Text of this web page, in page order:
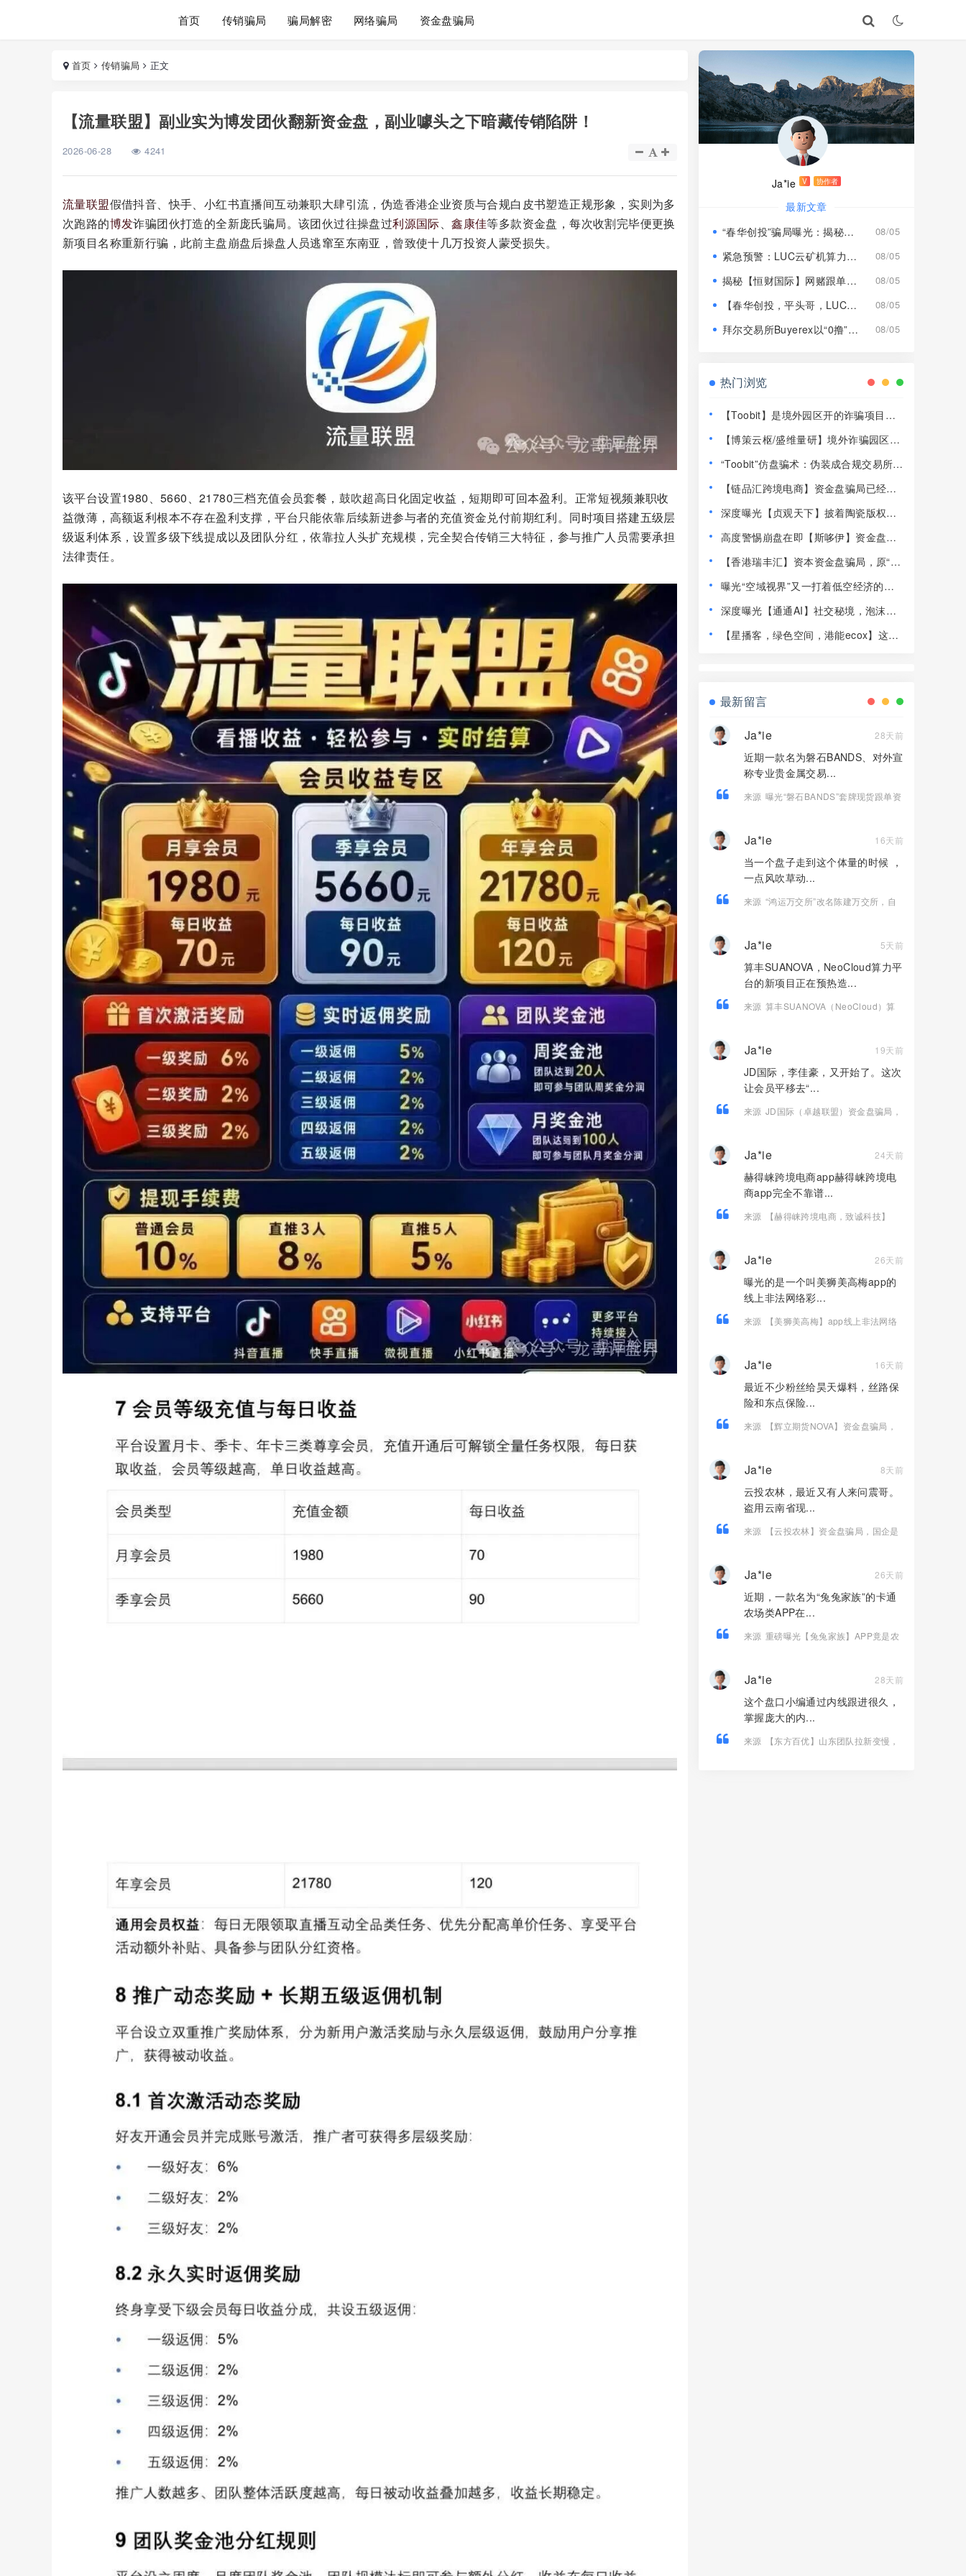
首页 传销骗局 骗局解密 网络骗局 资金盘骗局
首页 传销骗局 正文
【流量联盟】副业实为博发团伙翻新资金盘，副业噱头之下暗藏传销陷阱！
2026-06-28 4241
流量联盟假借抖音、快手、小红书直播间互动兼职大肆引流，伪造香港企业资质与合规白皮书塑造正规形象，实则为多
次跑路的博发诈骗团伙打造的全新庞氏骗局。该团伙过往操盘过利源国际、鑫康佳等多款资金盘，每次收割完毕便更换
新项目名称重新行骗，此前主盘崩盘后操盘人员逃窜至东南亚，曾致使十几万投资人蒙受损失。
该平台设置1980、5660、21780三档充值会员套餐，鼓吹超高日化固定收益，短期即可回本盈利。正常短视频兼职收
益微薄，高额返利根本不存在盈利支撑，平台只能依靠后续新进参与者的充值资金兑付前期红利。同时项目搭建五级层
级返利体系，设置多级下线提成以及团队分红，依靠拉人头扩充规模，完全契合传销三大特征，参与推广人员需要承担
法律责任。
Ja*ie V 协作者
最新文章
“春华创投”骗局曝光：揭秘项目盘的欺诈手法!
08/05
紧急预警：LUC云矿机算力项目风险激增，高额挖矿收益背后全是套路 08/05
揭秘【恒财国际】网赌跟单盘深度风险预警！ 08/05
【春华创投，平头哥，LUC永久矿机】这3个项目都是骗局！已经收割，速度撤离！ 08/05
拜尔交易所Buyerex以“0撸”为噱头的分红类资金盘骗局，远离！ 08/05
热门浏览
【Toobit】是境外园区开的诈骗项目，
【博策云枢/盛维量研】境外诈骗园区开
“Toobit”仿盘骗术：伪装成合规交易所，
骗局！
【链品汇跨境电商】资金盘骗局已经崩
深度曝光【贞观天下】披着陶瓷版权外
高度警惕崩盘在即【斯哆伊】资金盘骗
【香港瑞丰汇】资本资金盘骗局，原“拓
的杀猪盘，远离！
曝光“空域视界”又一打着低空经济的传
深度曝光【通通AI】社交秘境，泡沫堆
【星播客，绿色空间，港能ecox】这3
最新留言
Ja*ie 28天前
近期一款名为磐石BANDS、对外宣
称专业贵金属交易...
来源 曝光“磐石BANDS”套牌现货跟单资
Ja*ie 16天前
当一个盘子走到这个体量的时候 ，
一点风吹草动...
来源 “鸿运万交所”改名陈建万交所，自
Ja*ie 5天前
算丰SUANOVA，NeoCloud算力平
台的新项目正在预热造...
来源 算丰SUANOVA（NeoCloud）算
Ja*ie 19天前
JD国际，李佳豪，又开始了。这次
让会员平移去“...
来源 JD国际（卓越联盟）资金盘骗局，
Ja*ie 24天前
赫得崃跨境电商app赫得崃跨境电
商app完全不靠谱...
来源
【赫得崃跨境电商，致诚科技】
Ja*ie 26天前
曝光的是一个叫美狮美高梅app的
线上非法网络彩...
来源
【美狮美高梅】app线上非法网络
Ja*ie 16天前
最近不少粉丝给昊天爆料，丝路保
险和东点保险...
来源
【辉立期货NOVA】资金盘骗局，
Ja*ie 8天前
云投农林，最近又有人来问震哥。
盗用云南省现...
来源
【云投农林】资金盘骗局，国企是
Ja*ie 26天前
近期，一款名为“兔兔家族”的卡通
农场类APP在...
来源 重磅曝光【兔兔家族】APP竟是农
Ja*ie 28天前
这个盘口小编通过内线跟进很久，
掌握庞大的内...
来源
【东方百优】山东团队拉新变慢，